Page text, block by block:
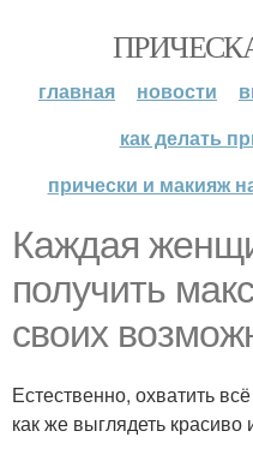
главная новости
как делать
прически и макияж
Каждая
получить
своих
Естественно, охватить
как же выглядеть красиво